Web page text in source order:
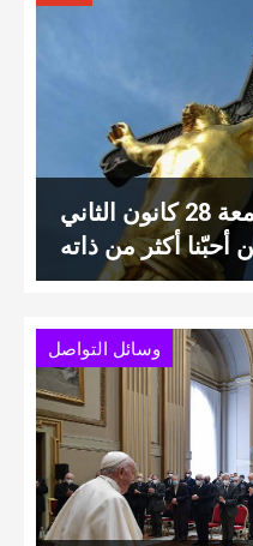
عناوين نشرة الجمعة 28 كانون الثاني
وسائل التواصل